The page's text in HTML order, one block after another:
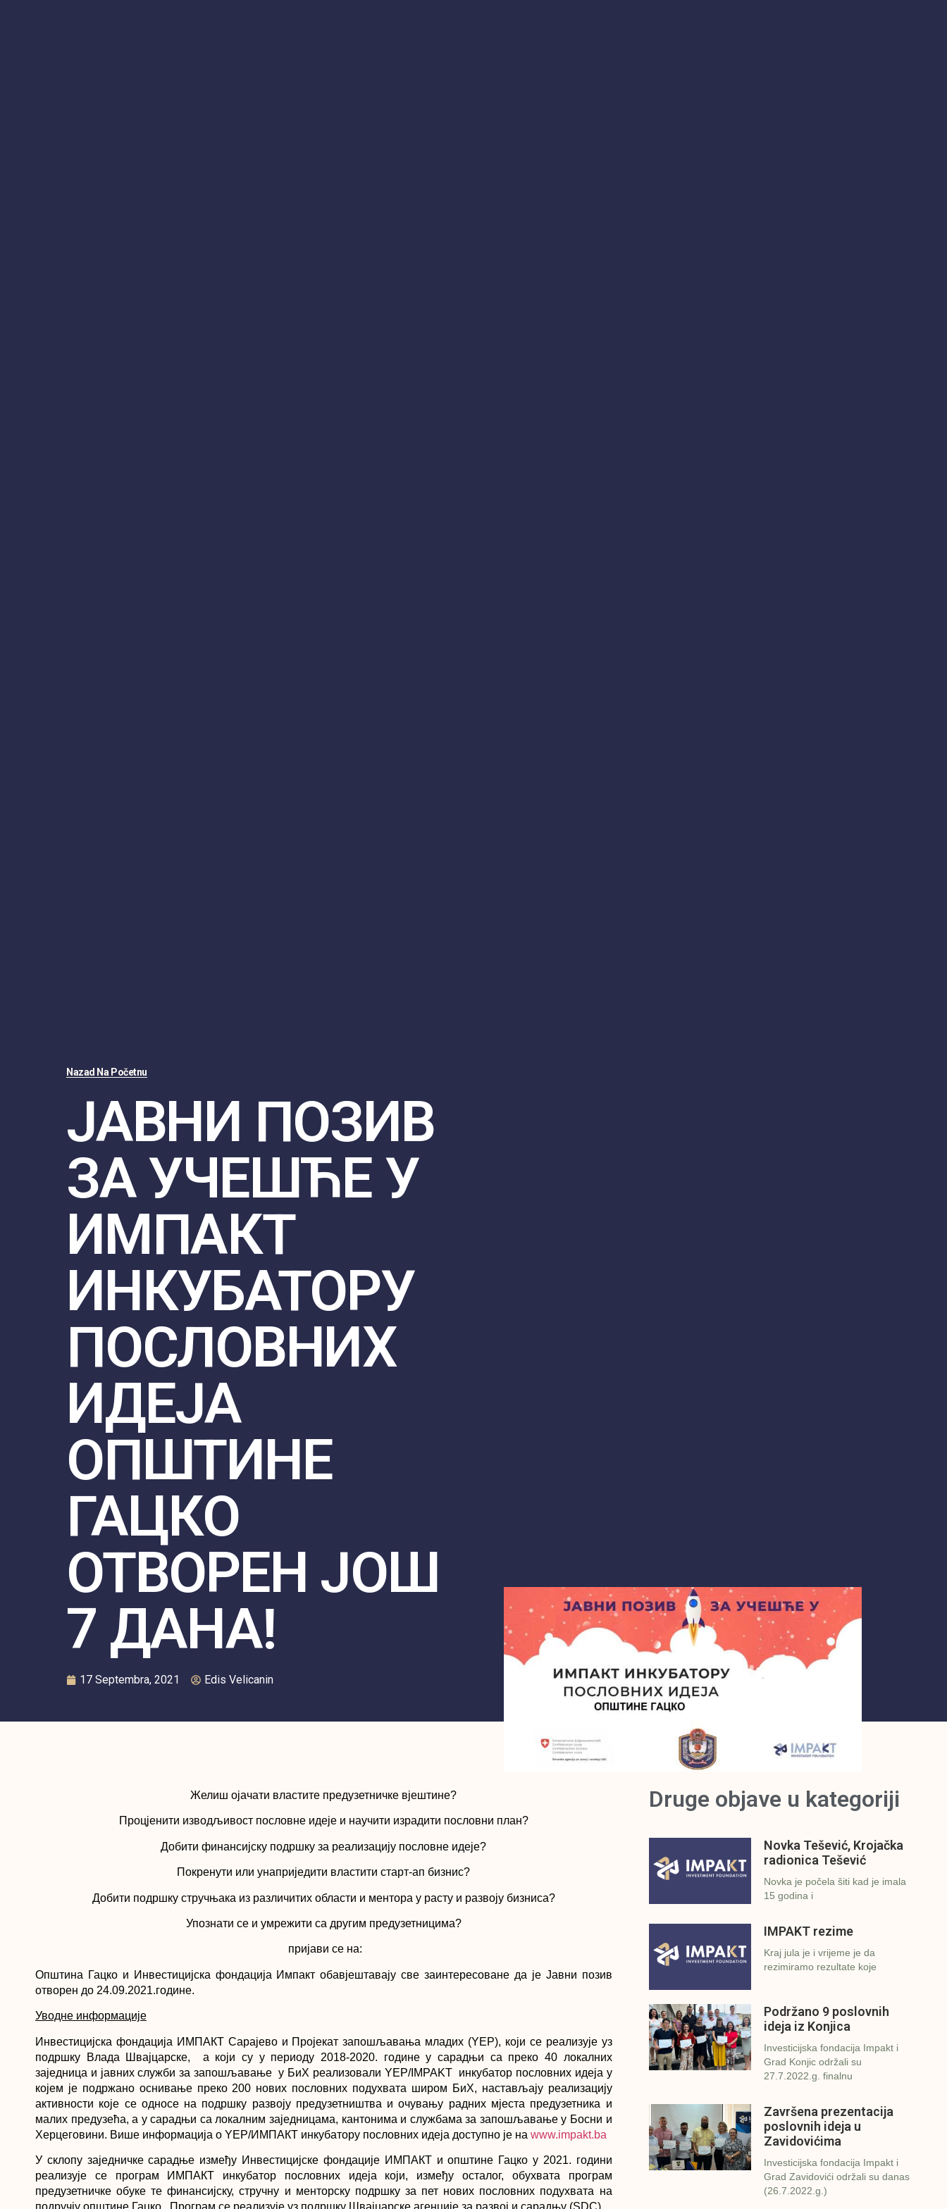
Nazad Na Početnu
ЈАВНИ ПОЗИВ
ЗА УЧЕШЋЕ У
ИМПАКТ
ИНКУБАТОРУ
ПОСЛОВНИХ
ИДЕЈА
ОПШТИНЕ
ГАЦКО
ОТВОРЕН ЈОШ
7 ДАНА!
17 Septembra, 2021 Edis Velicanin
Желиш ојачати властите предузетничке вјештине?
Процјенити изводљивост пословне идеје и научити израдити пословни план?
Добити финансијску подршку за реализацију пословне идеје?
Покренути или унаприједити властити старт-ап бизнис?
Добити подршку стручњака из различитих области и ментора у расту и развоју бизниса?
Упознати се и умрежити са другим предузетницима?
пријави се на:
Општина Гацко и Инвестицијска фондација Импакт обавјештавају све заинтересоване да је Јавни позив
отворен до 24.09.2021.године.
Уводне информације
Инвестицијска фондација ИМПАКТ Сарајево и Пројекат запошљавања младих (YЕP), који се реализује уз
подршку Влада Швajцарске, а који су у периоду 2018-2020. године у сарадњи са преко 40 локалних
заједница и јавних служби за запошљавање у БиХ реализовали YЕP/IMPAKT инкубатор пословних идеја у
којем је подржано оснивање преко 200 нових пословних подухвата широм БиХ, настављају реализацију
активности које се односе на подршку развоју предузетништва и очувању радних мјеста предузетника и
малих предузећа, а у сарадњи са локалним заједницама, кантонима и службама за запошљавање у Босни и
Херцеговини. Више информација о YEP/ИМПАКТ инкубатору пословних идеја доступно је на www.impakt.ba
У склопу заједничке сарадње између Инвестицијске фондације ИМПАКТ и општине Гацко у 2021. години
реализује се програм ИМПАКТ инкубатор пословних идеја који, између осталог, обухвата програм
предузетничке обуке те финансијску, стручну и менторску подршку за пет нових пословних подухвата на
подручју општине Гацко. Програм се реализује уз подршку Швајцарске агенције за развој и сарадњу (SDC).
Druge objave u kategoriji
Novka Tešević, Krojačka
radionica Tešević
Novka je počela šiti kad je imala
15 godina i
IMPAKT rezime
Kraj jula je i vrijeme je da
rezimiramo rezultate koje
Podržano 9 poslovnih
ideja iz Konjica
Investicijska fondacija Impakt i
Grad Konjic održali su
27.7.2022.g. finalnu
Završena prezentacija
poslovnih ideja u
Zavidovićima
Investicijska fondacija Impakt i
Grad Zavidovići održali su danas
(26.7.2022.g.)